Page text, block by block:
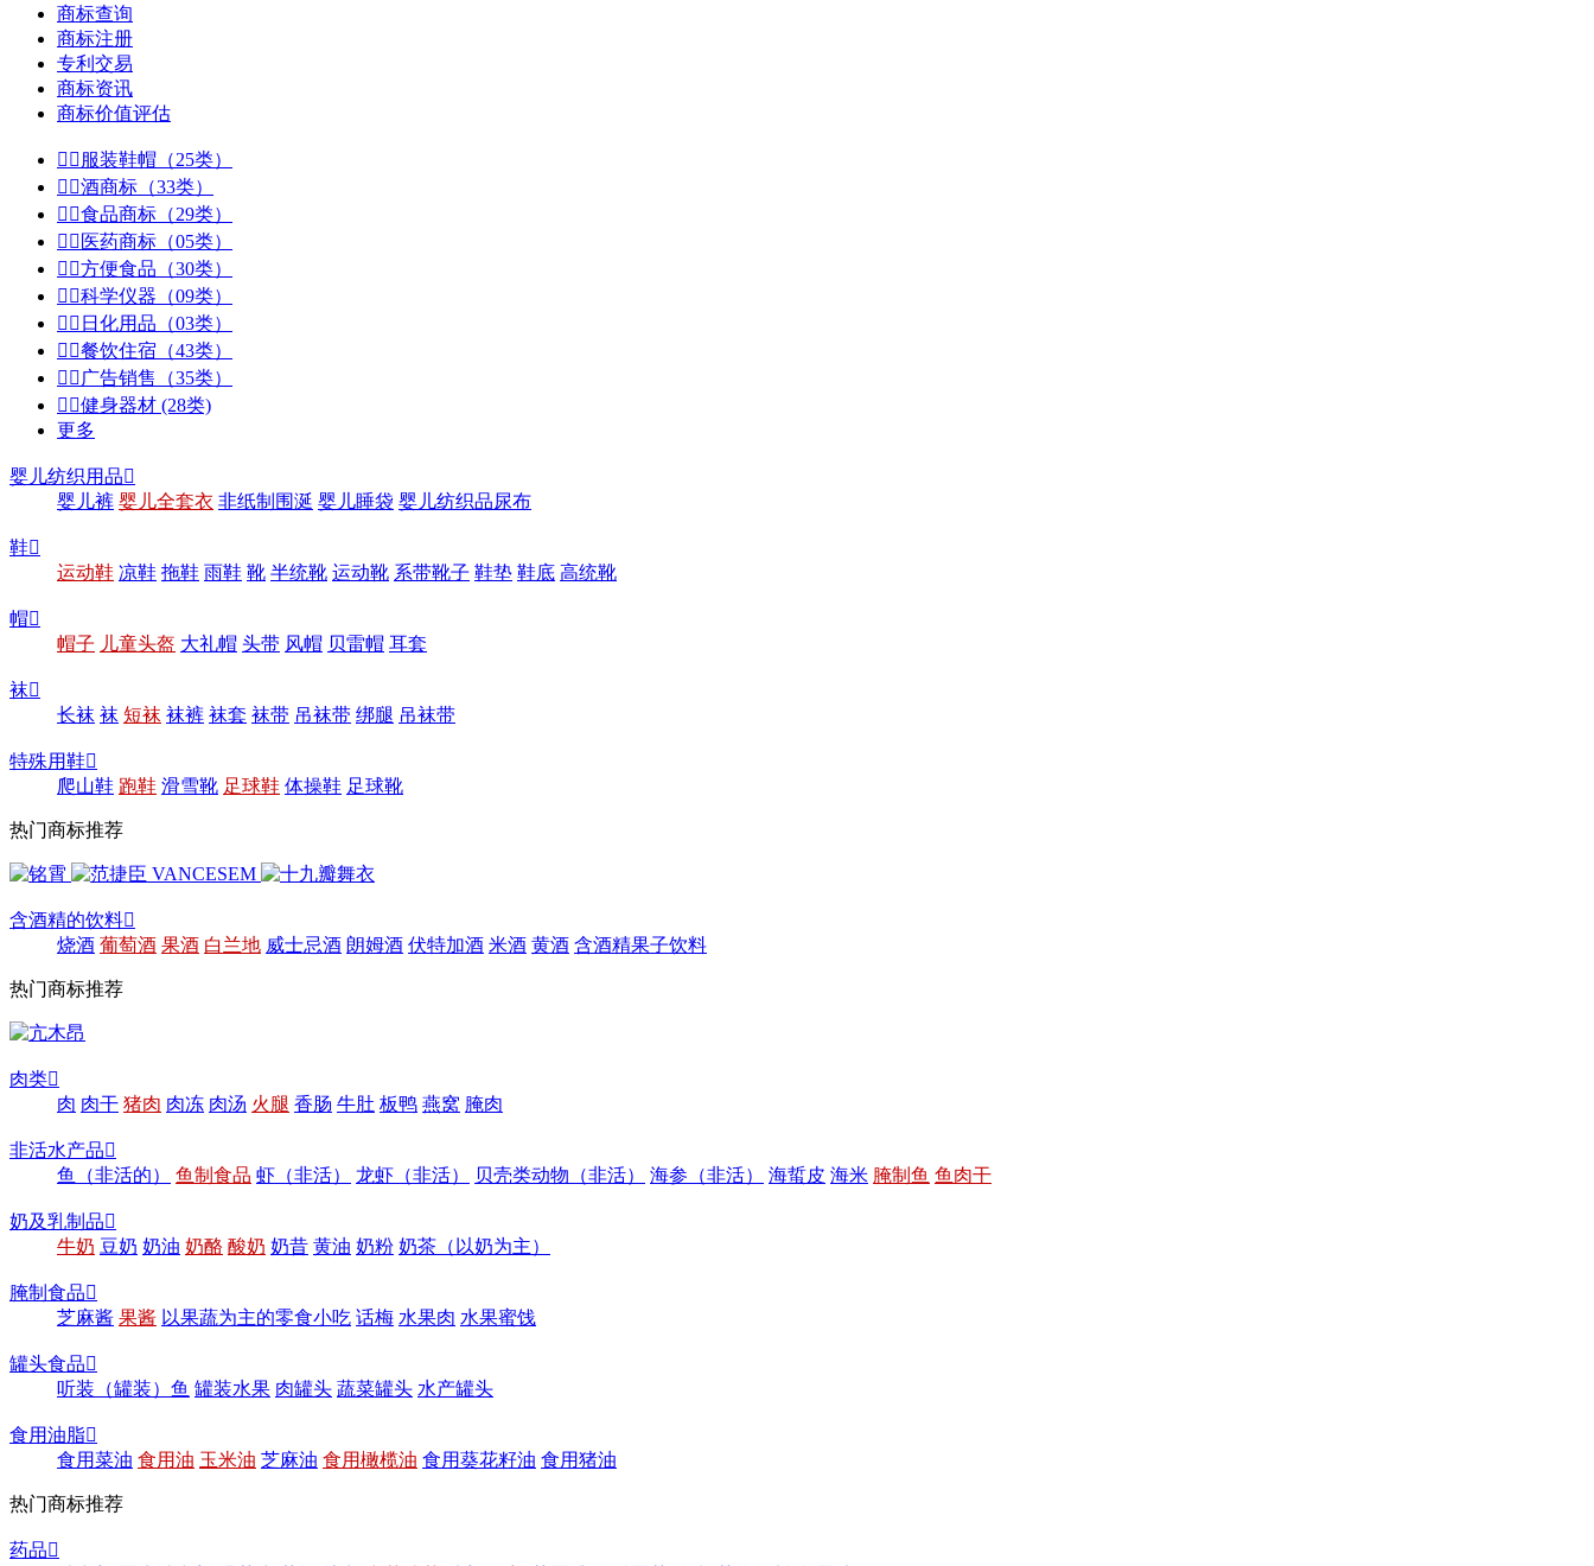
商标查询
商标注册
专利交易
商标资讯
商标价值评估
  服装鞋帽（25类）
 酒商标（33类）
 食品商标（29类）
  医药商标（05类）
 方便食品（30类）
 科学仪器（09类）
  日化用品（03类）
 餐饮住宿（43类）
  广告销售（35类）
 健身器材 (28类)
更多
婴儿纺织用品
婴儿裤 婴儿全套衣 非纸制围涎 婴儿睡袋 婴儿纺织品尿布
鞋
运动鞋 凉鞋 拖鞋 雨鞋 靴 半统靴 运动靴 系带靴子 鞋垫 鞋底 高统靴
帽
帽子 儿童头盔 大礼帽 头带 风帽 贝雷帽 耳套
袜
长袜 袜 短袜 袜裤 袜套 袜带 吊袜带 绑腿 吊袜带
特殊用鞋
爬山鞋 跑鞋 滑雪靴 足球鞋 体操鞋 足球靴
热门商标推荐
含酒精的饮料
烧酒 葡萄酒 果酒 白兰地 威士忌酒 朗姆酒 伏特加酒 米酒 黄酒 含酒精果子饮料
热门商标推荐
肉类
肉 肉干 猪肉 肉冻 肉汤 火腿 香肠 牛肚 板鸭 燕窝 腌肉
非活水产品
鱼（非活的）
鱼制食品 虾（非活） 龙虾（非活） 贝壳类动物（非活） 海参（非活） 海蜇皮 海米 腌制鱼 鱼肉干
奶及乳制品
牛奶 豆奶 奶油 奶酪 酸奶 奶昔 黄油 奶粉 奶茶（以奶为主）
腌制食品
芝麻酱 果酱 以果蔬为主的零食小吃 话梅 水果肉 水果蜜饯
罐头食品
听装（罐装）鱼 罐装水果 肉罐头 蔬菜罐头 水产罐头
食用油脂
食用菜油 食用油 玉米油 芝麻油 食用橄榄油 食用葵花籽油 食用猪油
热门商标推荐
药品